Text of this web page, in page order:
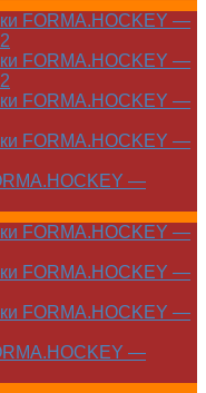
FORMA.HOCKEY —
FORMA.HOCKEY —
FORMA.HOCKEY —
FORMA.HOCKEY —
—
FORMA.HOCKEY —
FORMA.HOCKEY —
FORMA.HOCKEY —
—